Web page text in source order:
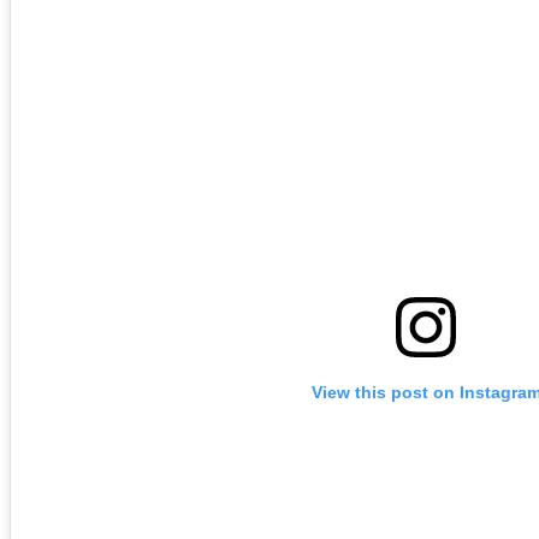
View this post on